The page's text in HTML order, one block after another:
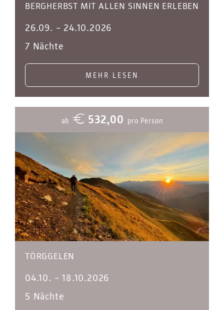
BERGHERBST MIT ALLEN SINNEN ERLEBEN
26.09. – 24.10.2026
7 Nächte
MEHR LESEN
ab 532,00 pro Person
TÖRGGELEN
04.10. –18.10.2026
5 Nächte